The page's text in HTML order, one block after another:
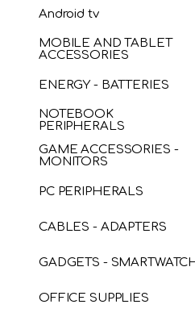
Android tv
MOBILE AND TABLET
ACCESSORIES
ENERGY - BATTERIES
NOTEBOOK
PERIPHERALS
GAME ACCESSORIES -
MONITORS
PC PERIPHERALS
CABLES - ADAPTERS
GADGETS -
OFFICE SUPPLIES